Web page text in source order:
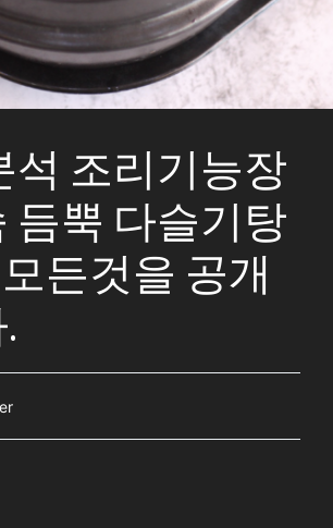
석 조리기능장
듬뿍 다슬기탕
든것을 공개